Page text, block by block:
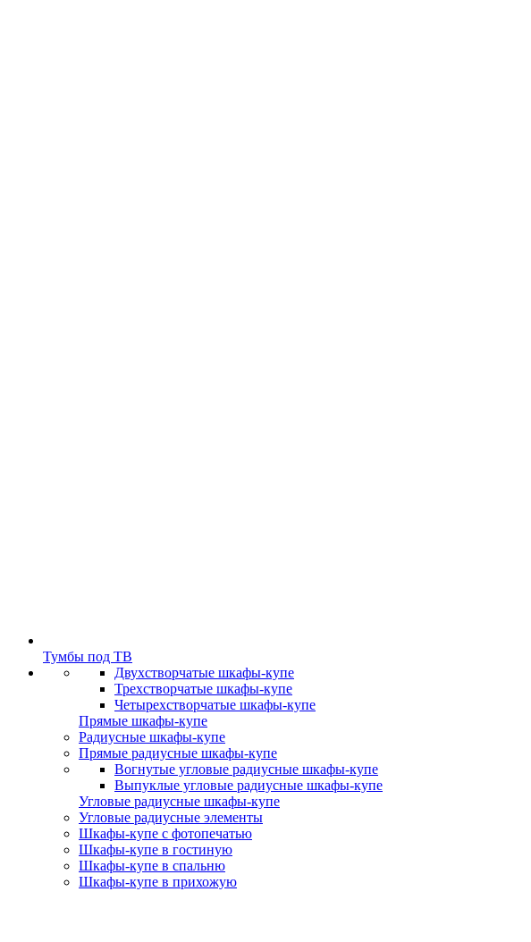
Тумбы под ТВ
Двухстворчатые шкафы-купе
Трехстворчатые шкафы-купе
Четырехстворчатые шкафы-купе
Прямые шкафы-купе
Радиусные шкафы-купе
Прямые радиусные шкафы-купе
Вогнутые угловые радиусные шкафы-купе
Выпуклые угловые радиусные шкафы-купе
Угловые радиусные шкафы-купе
Угловые радиусные элементы
Шкафы-купе с фотопечатью
Шкафы-купе в гостиную
Шкафы-купе в спальню
Шкафы-купе в прихожую